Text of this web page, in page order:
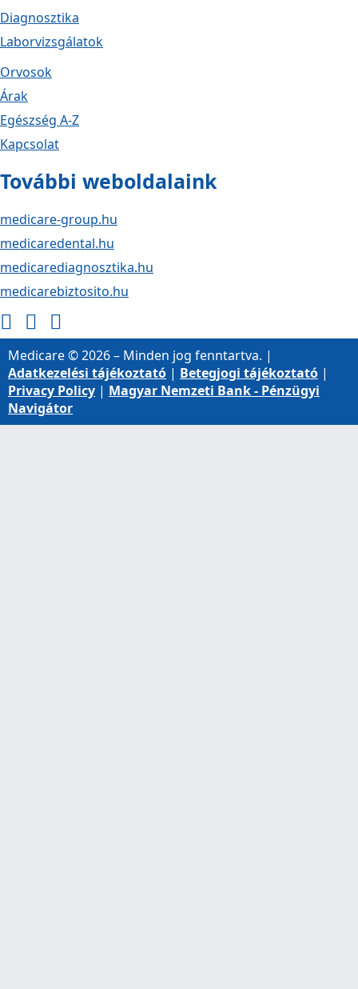
Diagnosztika
Laborvizsgálatok
Orvosok
Árak
Egészség A-Z
Kapcsolat
További weboldalaink
medicare-group.hu
medicaredental.hu
medicarediagnosztika.hu
medicarebiztosito.hu
Medicare © 2026 – Minden jog fenntartva. |
Adatkezelési tájékoztató | Betegjogi tájékoztató |
Privacy Policy | Magyar Nemzeti Bank - Pénzügyi
Navigátor